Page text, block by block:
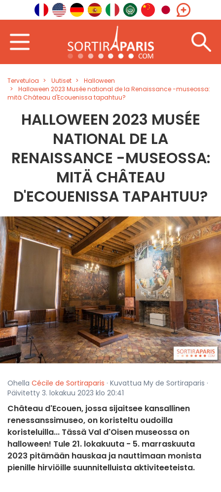
Tervetuloa Uutiset
Halloween
Halloween 2023 Musée national de la Renaissance -museossa:
mitä Château d'Ecouenissa tapahtuu?
HALLOWEEN 2023 MUSÉE
NATIONAL DE LA
RENAISSANCE -MUSEOSSA:
MITÄ CHÂTEAU
D'ECOUENISSA TAPAHTUU?
Ohella Cécile de Sortiraparis · Kuvattua My de Sortiraparis ·
Päivitetty 3. lokakuu 2023 klo 20:41
Château d'Ecouen, jossa sijaitsee kansallinen
renessanssimuseo, on koristeltu oudoilla
koristeluilla... Tässä Val d'Oisen museossa on
halloween! Tule 21. lokakuuta - 5. marraskuuta
2023 pitämään hauskaa ja nauttimaan monista
pienille hirviöille suunnitelluista aktiviteeteista.